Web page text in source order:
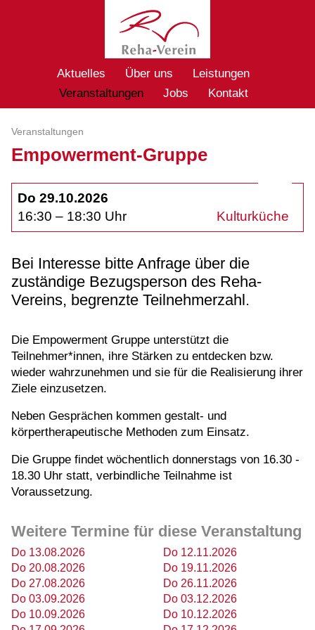
Aktuelles Über uns
Leistungen
Veranstaltungen
Jobs Kontakt
Veranstaltungen
Empowerment-Gruppe
Do 29.10.2026
16:30 – 18:30 Uhr
Kulturküche
Bei Interesse bitte Anfrage über die
zuständige Bezugsperson des Reha-
Vereins, begrenzte Teilnehmerzahl.
Die Empowerment Gruppe unterstützt die
Teilnehmer*innen, ihre Stärken zu entdecken bzw.
wieder wahrzunehmen und sie für die Realisierung ihrer
Ziele einzusetzen.
Neben Gesprächen kommen gestalt- und
körpertherapeutische Methoden zum Einsatz.
Die Gruppe findet wöchentlich donnerstags von 16.30 -
18.30 Uhr statt, verbindliche Teilnahme ist
Voraussetzung.
Weitere Termine für diese Veranstaltung
Do 13.08.2026
Do 20.08.2026
Do 27.08.2026
Do 03.09.2026
Do 10.09.2026
Do 12.11.2026
Do 19.11.2026
Do 26.11.2026
Do 03.12.2026
Do 10.12.2026